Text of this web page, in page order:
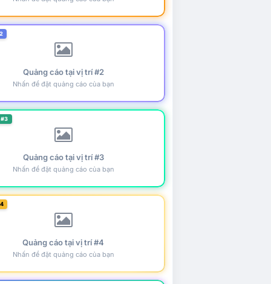
Quảng cáo tại vị trí #2
Nhấn để đặt quảng cáo của bạn
Quảng cáo tại vị trí #3
Nhấn để đặt quảng cáo của bạn
Quảng cáo tại vị trí #4
Nhấn để đặt quảng cáo của bạn